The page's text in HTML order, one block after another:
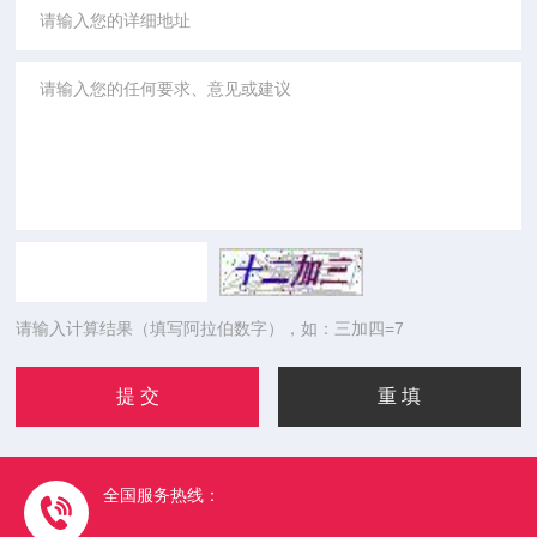
请输入计算结果（填写阿拉伯数字），如：三加四=7
全国服务热线：